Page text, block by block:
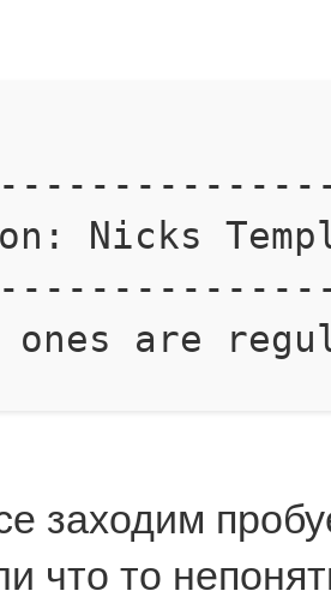
Nicks
ones are
it in
name (
= [A-
заходим
что то